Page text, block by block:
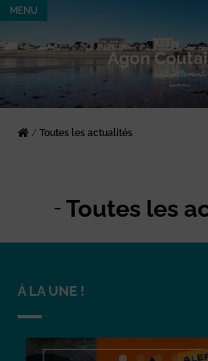
MENU
/Toutes les actualités
Toutes les
À LA UNE !